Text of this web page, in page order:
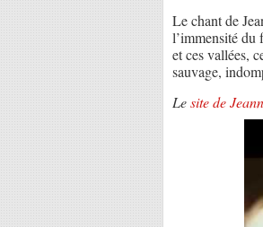
Le chant de
l’immensité du
et ces vallées,
sauvage,
Lesite de